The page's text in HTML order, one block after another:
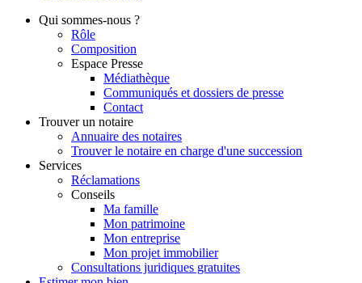
Qui sommes-nous ?
Rôle
Composition
Espace Presse
Médiathèque
Communiqués et dossiers de presse
Contact
Trouver un notaire
Annuaire des notaires
Trouver le notaire en charge d'une succession
Services
Réclamations
Conseils
Ma famille
Mon patrimoine
Mon entreprise
Mon projet immobilier
Consultations juridiques gratuites